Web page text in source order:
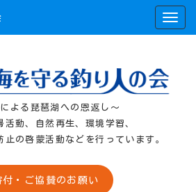
よる琵琶湖への恩返し〜
活動、自然再生、環境学習、
止の啓蒙活動などを行っています。
付・ご協賛のお願い